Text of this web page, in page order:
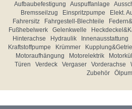
Aufbaubefestigung Auspuffanlage
Bremsseilzug
Einspritzpumpe Elekt.
Fahrersitz
Fahrgestell-Blechteile
Fußhebelwerk
Gelenkwelle
Hinterachse
Hydraulik Innenausstattung
Kraftstoffpumpe
Krümmer
Motoraufhängung
Motorelektrik
Türen
Verdeck Vergaser Vorderachse
Zubehör